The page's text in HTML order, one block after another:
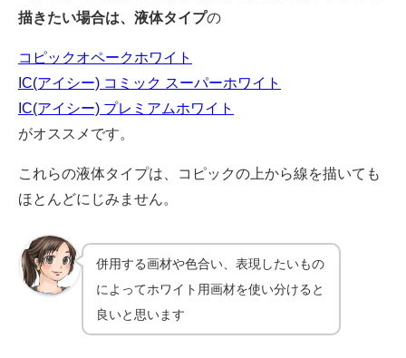
描きたい場合は、液体タイプの
コピックオペークホワイト
IC(アイシー) コミック スーパーホワイト
IC(アイシー) プレミアムホワイト
がオススメです。
これらの液体タイプは、コピックの上から線を描いても
ほとんどにじみません。
併用する画材や色合い、表現したいもの
によってホワイト用画材を使い分けると
良いと思います